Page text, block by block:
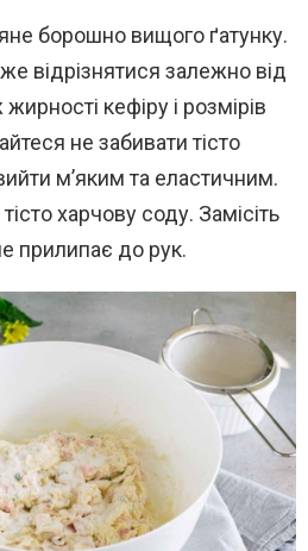
борошно вищого ґатунку.
відрізнятися залежно від
кефіру і розмірів
не забивати тісто
м’яким та еластичним.
харчову соду. Замісіть
прилипає до рук.